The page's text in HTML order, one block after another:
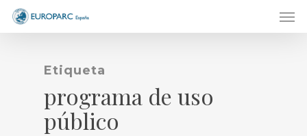
Skip
Etiqueta
programa de uso
público